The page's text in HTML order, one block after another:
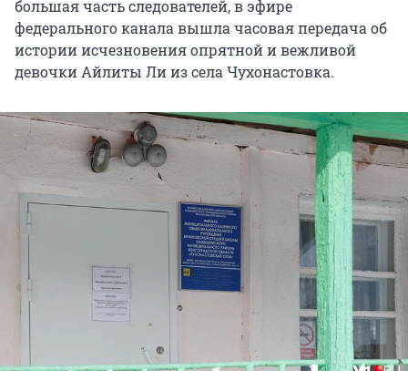
большая часть следователей, в эфире
федерального канала вышла часовая передача об
истории исчезновения опрятной и вежливой
девочки Айлиты Ли из села Чухонастовка.